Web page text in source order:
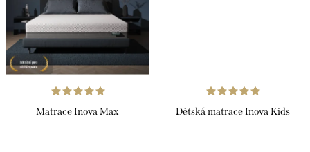
Matrace Inova Max Dětská matrace Inova Kids